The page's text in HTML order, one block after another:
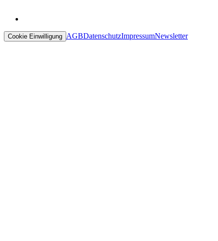
Cookie Einwilligung AGBDatenschutzImpressumNewsletter